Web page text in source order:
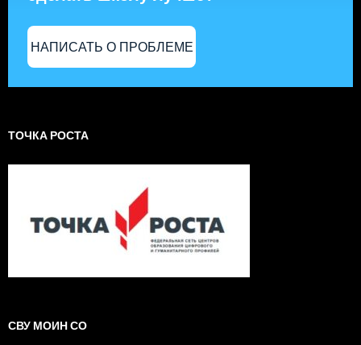
НАПИСАТЬ О ПРОБЛЕМЕ
ТОЧКА РОСТА
СВУ МОИН СО